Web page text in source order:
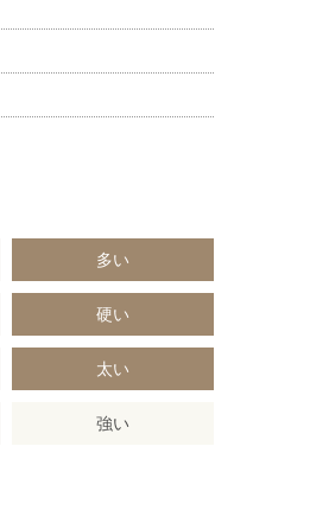
多い
硬い
太い
強い